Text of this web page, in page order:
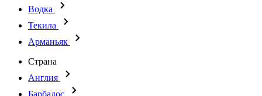
Водка
Текила
Арманьяк
Страна
Англия
Барбадос